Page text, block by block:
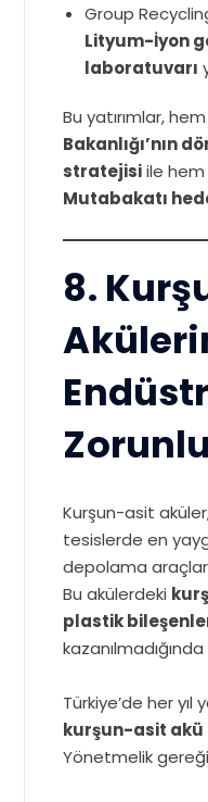
Group
Lityum-İyon
laboratuvarı
Bu yatırımlar, hem
Bakanlığı’nın
stratejisiile
Mutabakatı
8.
Kurşun-asit
tesislerde en
depolama
Bu akülerdeki
plastik
Türkiye’de her yıl
kurşun-asit akü
Yönetmelik